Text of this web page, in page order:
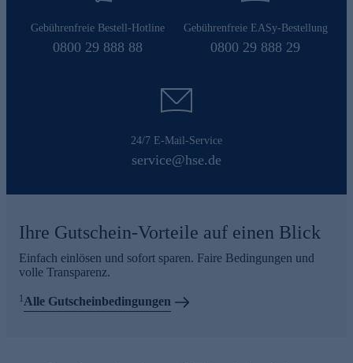
Gebührenfreie Bestell-Hotline
0800 29 888 88
Gebührenfreie EASy-Bestellung
0800 29 888 29
24/7 E-Mail-Service
service@hse.de
Ihre Gutschein-Vorteile auf einen Blick
Einfach einlösen und sofort sparen. Faire Bedingungen und
volle Transparenz.
1Alle Gutscheinbedingungen